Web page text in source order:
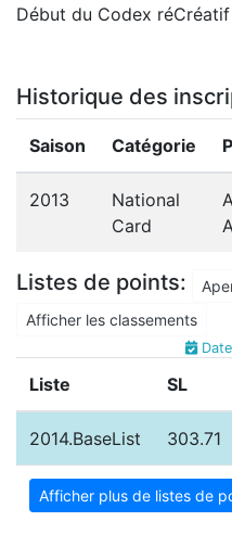
Début du Codex
Historique des
Saison Catégorie
2013
National
Card
Listes de points:
Afficher les classements
Liste SL
2014.BaseList 303.71
Afficher plus de listes de